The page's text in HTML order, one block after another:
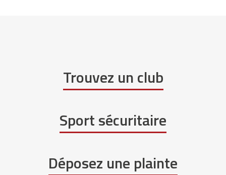
Trouvez un club
Sport sécuritaire
Déposez une plainte